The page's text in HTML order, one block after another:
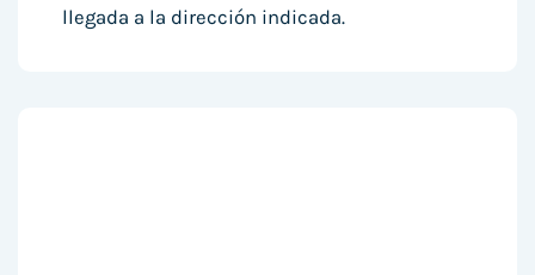
llegada a la dirección indicada.